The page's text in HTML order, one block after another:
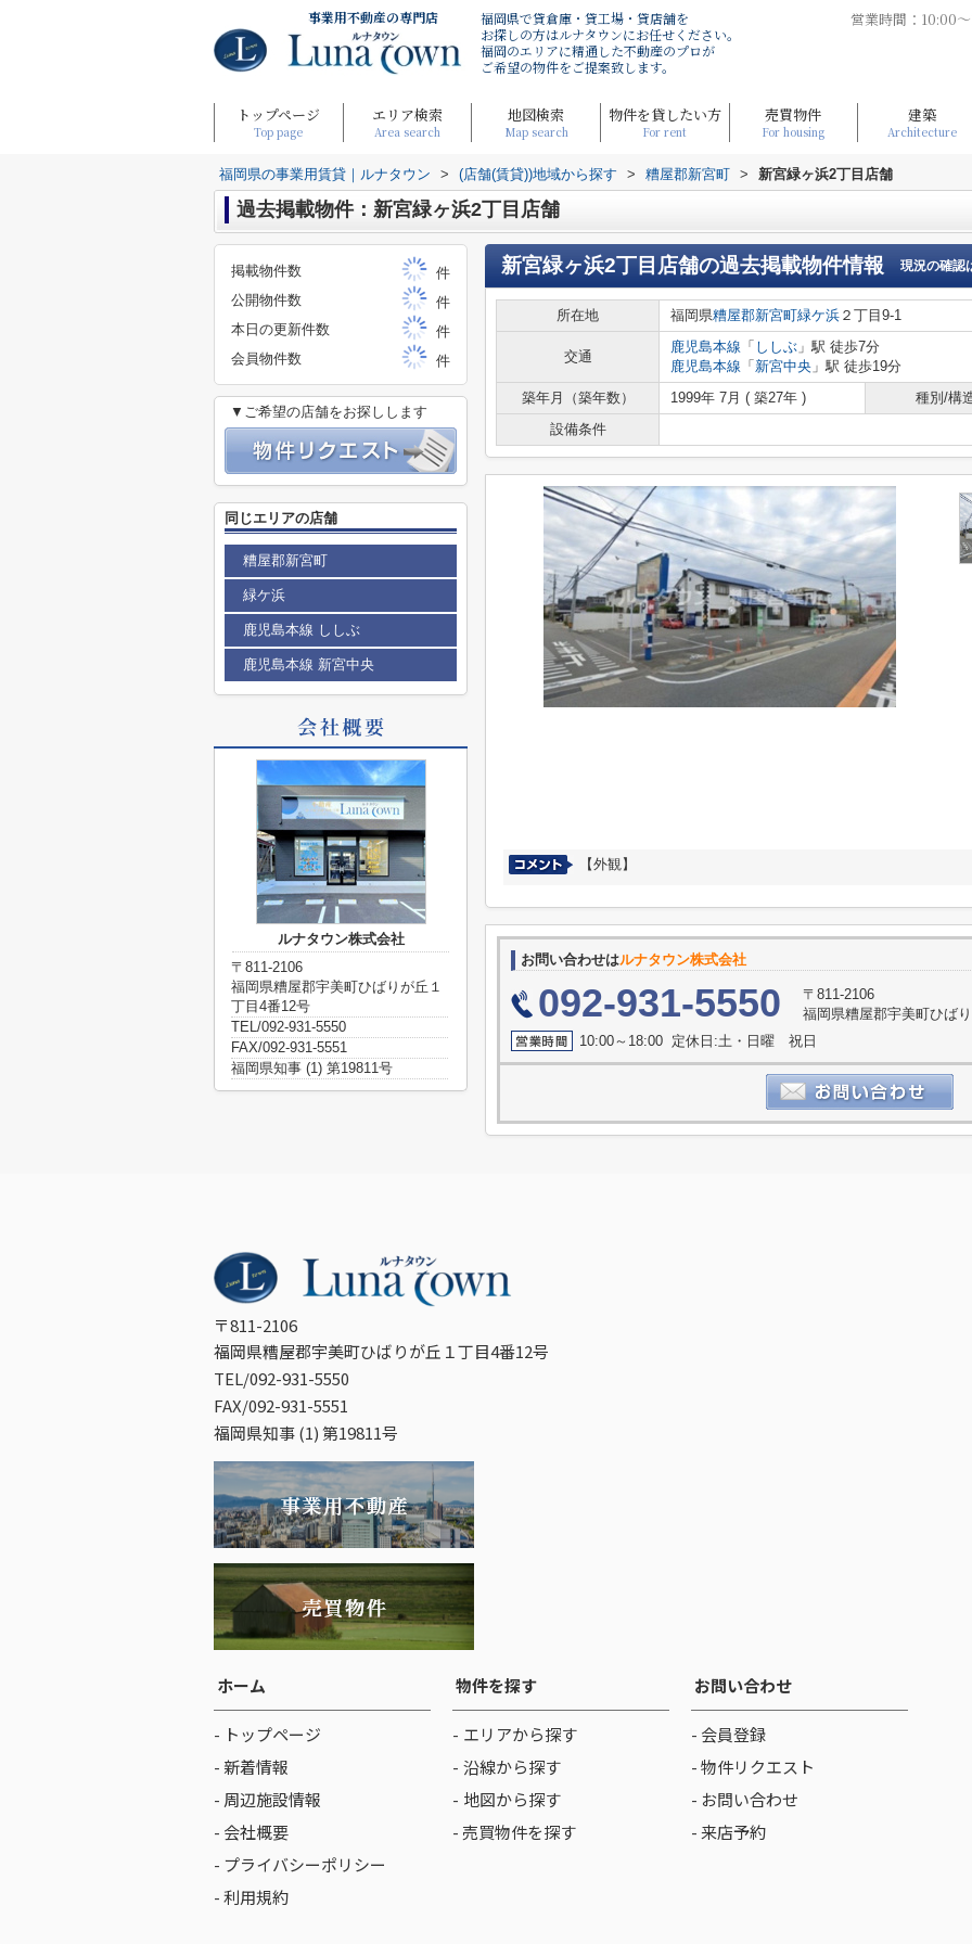
事業用不動産の専門店
福岡県で貸倉庫・貸工場・貸店舗を
お探しの方はルナタウンにお任せください。
福岡のエリアに精通した不動産のプロが
ご希望の物件をご提案致します。
営業時間：10:00
トップページ
Top page
エリア検索
Area search
地図検索
Map search
物件を貸したい方
For rent
売買物件
For housing
建築
Architecture
福岡県の事業用賃貸｜ルナタウン > (店舗(賃貸))地域から探す > 糟屋郡新宮町 > 新宮緑ヶ浜2丁目店舗
過去掲載物件：新宮緑ヶ浜2丁目店舗
新宮緑ヶ浜2丁目店舗の過去掲載物件情報 現況の確認
所在地 福岡県糟屋郡新宮町緑ケ浜 ２丁目9-1
交通
鹿児島本線 「 ししぶ 」駅 徒歩7分
鹿児島本線 「 新宮中央 」駅 徒歩19分
築年月（築年数）
1999年 7月 ( 築27年 ) 種別/構
設備条件
【外観】
お問い合わせはルナタウン株式会社
092-931-5550
〒811-2106
福岡県糟屋郡宇美町ひば
10:00～18:00 定休日:土・日曜 祝日
掲載物件数
件
公開物件数
件
本日の更新件数
件
会員物件数
件
▼ご希望の店舗をお探しします
同じエリアの店舗
糟屋郡新宮町
緑ケ浜
鹿児島本線 ししぶ
鹿児島本線 新宮中央
ルナタウン株式会社
〒811-2106
福岡県糟屋郡宇美町ひばりが丘１
丁目4番12号
TEL/092-931-5550
FAX/092-931-5551
福岡県知事 (1) 第19811号
〒811-2106
福岡県糟屋郡宇美町ひばりが丘１丁目4番12号
TEL/092-931-5550
FAX/092-931-5551
福岡県知事 (1) 第19811号
ホーム
- トップページ
- 新着情報
- 周辺施設情報
- 会社概要
- プライバシーポリシー
- 利用規約
物件を探す
エリアから探す
沿線から探す
地図から探す
- 売買物件を探す
お問い合わせ
- 会員登録
- 物件リクエスト
- お問い合わせ
- 来店予約